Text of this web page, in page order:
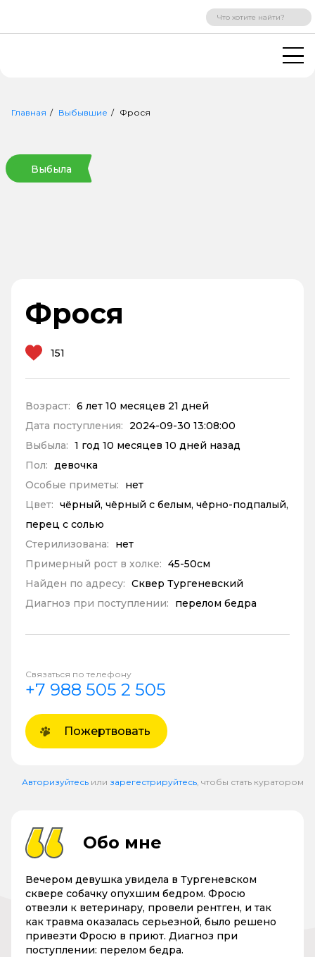
ВХОД РЕГИСТРАЦИЯ
Главная Выбывшие Фрося
Выбыла
Фрося
151
Возраст: 6 лет 10 месяцев 21 дней
Дата поступления:
2024-09-30 13:08:00
Выбыла: 1 год 10 месяцев 10 дней назад
Пол: девочка
Особые приметы:
нет
Цвет: чёрный, чёрный с белым, чёрно-подпалый,
перец с солью
Стерилизована:
нет
Примерный рост в холке: 45-50см
Найден по адресу: Сквер Тургеневский
Диагноз при поступлении:
перелом бедра
Связаться по телефону
+7 988 505 2 505
Пожертвовать
Авторизуйтесь или зарегестрируйтесь , чтобы стать куратором
Обо мне
Вечером девушка увидела в Тургеневском
сквере собачку опухшим бедром. Фросю
отвезли к ветеринару, провели рентген, и так
как травма оказалась серьезной, было решено
привезти Фросю в приют. Диагноз при
поступлении: перелом бедра.